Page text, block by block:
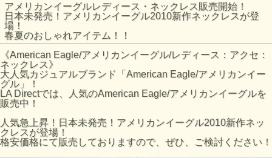
アメリカンイーグルレディース・ネックレス販売開始！
日本未発売！アメリカンイーグル2010新作ネックレスが登
場！
春夏のおしゃれアイテム！！
《American Eagle/アメリカンイーグル/レディース：アクセ：
ネックレス》
大人気カジュアルブランド「American Eagle/アメリカンイー
グル」！
LA Directでは、人気のAmerican Eagle/アメリカンイーグルを
販売中！
人気急上昇！日本未発売！アメリカンイーグル2010新作ネッ
クレスが登場！
格安価格にて販売しておりますので、ぜひ、ご検討ください！